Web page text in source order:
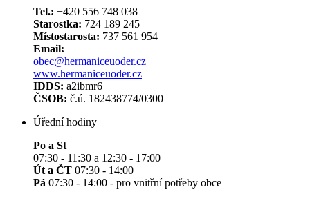
Tel.: +420 556 748 038
Starostka: 724 189 245
Místostarosta: 737 561 954
Email:
obec@hermaniceuoder.cz
www.hermaniceuoder.cz
IDDS: a2ibmr6
ČSOB: č.ú. 182438774/0300
Úřední hodiny
Po a St
07:30 - 11:30 a 12:30 - 17:00
Út a ČT 07:30 - 14:00
Pá 07:30 - 14:00 - pro vnitřní potřeby obce